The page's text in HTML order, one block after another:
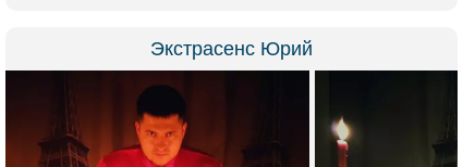
Экстрасенс Юрий